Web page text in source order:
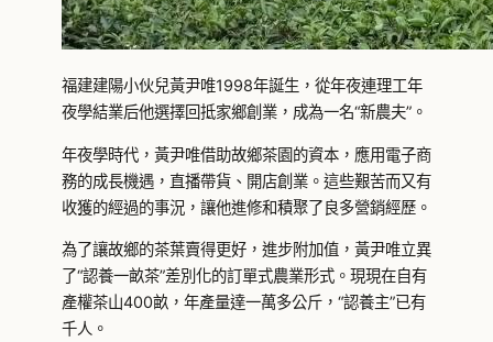
福建建陽小伙兒黃尹唯1998年誕生，從年夜連理工年
夜學結業后他選擇回抵家鄉創業，成為一名“新農夫”。
年夜學時代，黃尹唯借助故鄉茶園的資本，應用電子商
務的成長機遇，直播帶貨、開店創業。這些艱苦而又有
收獲的經過的事況，讓他進修和積聚了良多營銷經歷。
為了讓故鄉的茶葉賣得更好，進步附加值，黃尹唯立異
了“認養一畝茶”差別化的訂單式農業形式。現現在自有
產權茶山400畝，年產量達一萬多公斤，“認養主”已有
千人。